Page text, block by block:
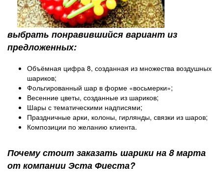
выбрать понравившийся вариант из
предложенных:
Объёмная цифра 8, созданная из множества воздушных
шариков;
Фольгированный шар в форме «восьмерки»;
Весенние цветы, созданные из шариков;
Шары с тематическими надписями;
Праздничные арки, колоны, гирлянды, связки из шаров;
Композиции по желанию клиента.
Почему стоит заказать шарики на 8 марта
от компании Эста Фиеста?